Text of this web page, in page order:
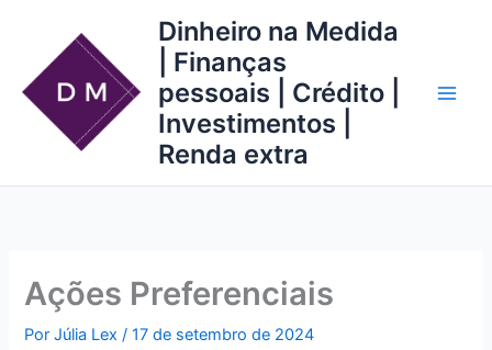
conteúdo
Dinheiro na Medida
| Finanças
pessoais | Crédito |
Investimentos |
Renda extra
Ações Preferenciais
PorJúlia Lex/17 de setembro de 2024